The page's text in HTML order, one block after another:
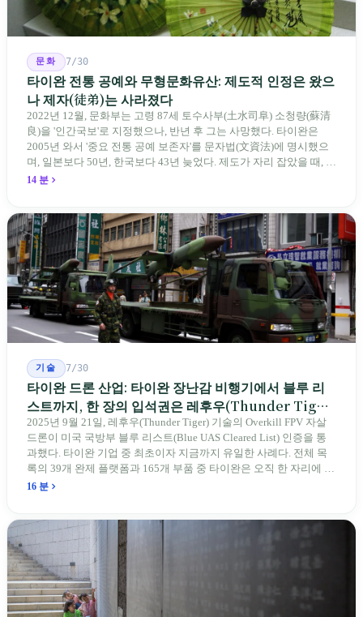
문화 7/30
타이완 전통 공예와 무형문화유산: 제도적 인정은 왔으
나 제자(徒弟)는 사라졌다
2022년 12월, 문화부는 고령 87세 토수사부(土水司阜) 소청량(蘇清
良)을 '인간국보'로 지정했으나, 반년 후 그는 사망했다. 타이완은
2005년 와서 '중요 전통 공예 보존자'를 문자법(文資法)에 명시했으
며, 일본보다 50년, 한국보다 43년 늦었다. 제도가 자리 잡았을 때, 제
자 제도는 이미 1970-80년대 산업화 과정에서 붕괴되었다. 600여 명
14 분
기술 7/30
타이완 드론 산업: 타이완 장난감 비행기에서 블루 리
스트까지, 한 장의 입석권은 레후우(Thunder Tiger)
에게
2025년 9월 21일, 레후우(Thunder Tiger) 기술의 Overkill FPV 자살
드론이 미국 국방부 블루 리스트(Blue UAS Cleared List) 인증을 통
과했다. 타이완 기업 중 최초이자 지금까지 유일한 사례다. 전체 목
록의 39개 완제 플랫폼과 165개 부품 중 타이완은 오직 한 자리에 불
과하다. 2026년 4월, 미국 양당 소속 상원의원 4명이 《타이완을 위
를 드러낸다: 타이완의 진입이 너무 느려 미국 스스로가 입법을 통해
장벽을 낮춰야 한다는 점이다. 타이완에서 46년간 원격 조종 장난감
비행기를 만들어 온 한 회사가 오하이오주에 두 번째 공장을 건설할
계획을 세우고 있다.
16 분